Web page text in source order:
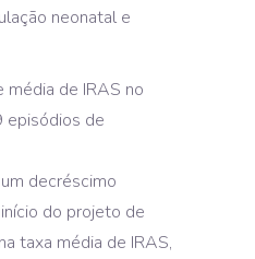
neonatal e
de IRAS no
episódios de
decréscimo
do projeto de
taxa média de IRAS,